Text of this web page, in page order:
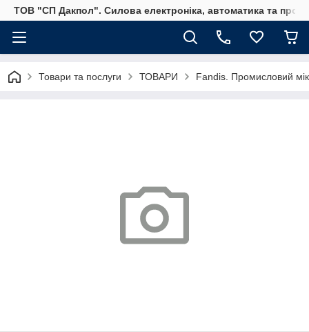
ТОВ "СП Дакпол". Силова електроніка, автоматика та
Товари та послуги ТОВАРИ Fandis. Промисловий